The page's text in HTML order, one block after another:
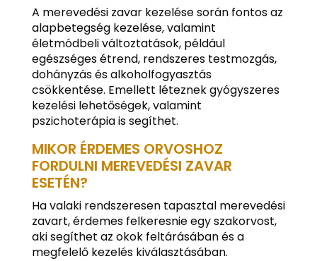
A merevedési zavar kezelése során fontos az
alapbetegség kezelése, valamint
életmódbeli változtatások, például
egészséges étrend, rendszeres testmozgás,
dohányzás és alkoholfogyasztás
csökkentése. Emellett léteznek gyógyszeres
kezelési lehetőségek, valamint
pszichoterápia is segíthet.
MIKOR ÉRDEMES ORVOSHOZ
FORDULNI MEREVEDÉSI ZAVAR
ESETÉN?
Ha valaki rendszeresen tapasztal merevedési
zavart, érdemes felkeresnie egy szakorvost,
aki segíthet az okok feltárásában és a
megfelelő kezelés kiválasztásában.